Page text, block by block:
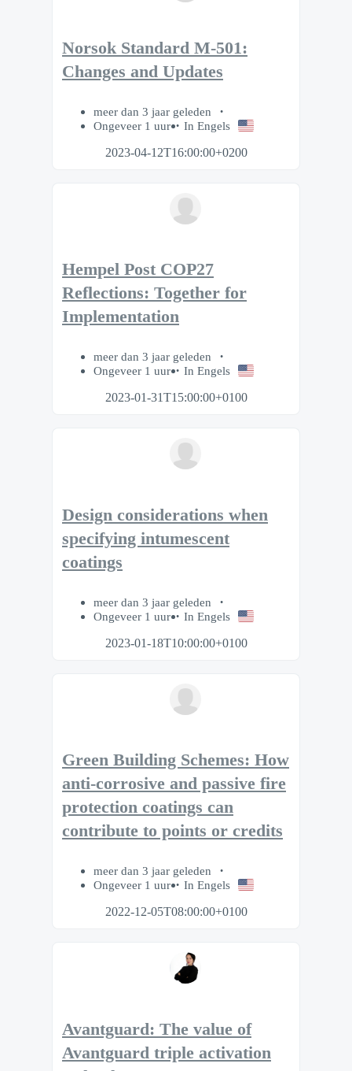
Norsok Standard M-501:
Changes and Updates
meer dan 3 jaar geleden
Ongeveer 1 uur
In Engels
2023-04-12T16:00:00+0200
Hempel Post COP27
Reflections: Together for
Implementation
meer dan 3 jaar geleden
Ongeveer 1 uur
In Engels
2023-01-31T15:00:00+0100
Design considerations when
specifying intumescent
coatings
meer dan 3 jaar geleden
Ongeveer 1 uur
In Engels
2023-01-18T10:00:00+0100
Green Building Schemes: How
anti-corrosive and passive fire
protection coatings can
contribute to points or credits
meer dan 3 jaar geleden
Ongeveer 1 uur
In Engels
2022-12-05T08:00:00+0100
Avantguard: The value of
Avantguard triple activation